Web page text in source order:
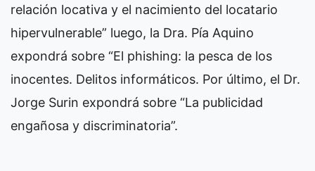
relación locativa y el nacimiento del locatario
hipervulnerable” luego, la Dra. Pía Aquino
expondrá sobre “El phishing: la pesca de los
inocentes. Delitos informáticos. Por último, el Dr.
Jorge Surin expondrá sobre “La publicidad
engañosa y discriminatoria”.